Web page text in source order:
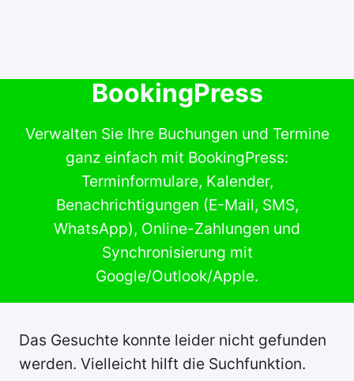
BookingPress
Verwalten Sie Ihre Buchungen und Termine
ganz einfach mit BookingPress:
Terminformulare, Kalender,
Benachrichtigungen (E-Mail, SMS,
WhatsApp), Online-Zahlungen und
Synchronisierung mit
Google/Outlook/Apple.
Das Gesuchte konnte leider nicht gefunden
werden. Vielleicht hilft die Suchfunktion.